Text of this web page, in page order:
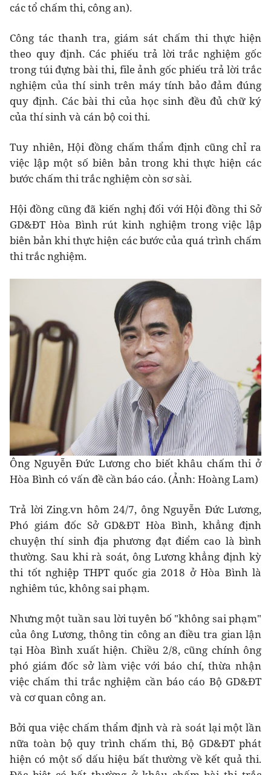
các tổ chấm thi, công an).
Công tác thanh tra, giám sát chấm thi thực hiện
theo quy định. Các phiếu trả lời trắc nghiệm gốc
trong túi đựng bài thi, file ảnh gốc phiếu trả lời trắc
nghiệm của thí sinh trên máy tính bảo đảm đúng
quy định. Các bài thi của học sinh đều đủ chữ ký
của thí sinh và cán bộ coi thi.
Tuy nhiên, Hội đồng chấm thẩm định cũng chỉ ra
việc lập một số biên bản trong khi thực hiện các
bước chấm thi trắc nghiệm còn sơ sài.
Hội đồng cũng đã kiến nghị đối với Hội đồng thi Sở
GD&ĐT Hòa Bình rút kinh nghiệm trong việc lập
biên bản khi thực hiện các bước của quá trình chấm
thi trắc nghiệm.
Ông Nguyễn Đức Lương cho biết khâu chấm thi ở
Hòa Bình có vấn đề cần báo cáo. (Ảnh: Hoàng Lam)
Trả lời Zing.vn hôm 24/7, ông Nguyễn Đức Lương,
Phó giám đốc Sở GD&ĐT Hòa Bình, khẳng định
chuyện thí sinh địa phương đạt điểm cao là bình
thường. Sau khi rà soát, ông Lương khẳng định kỳ
thi tốt nghiệp THPT quốc gia 2018 ở Hòa Bình là
nghiêm túc, không sai phạm.
Nhưng một tuần sau lời tuyên bố "không sai phạm"
của ông Lương, thông tin công an điều tra gian lận
tại Hòa Bình xuất hiện. Chiều 2/8, cũng chính ông
phó giám đốc sở làm việc với báo chí, thừa nhận
việc chấm thi trắc nghiệm cần báo cáo Bộ GD&ĐT
và cơ quan công an.
Bởi qua việc chấm thẩm định và rà soát lại một lần
nữa toàn bộ quy trình chấm thi, Bộ GD&ĐT phát
hiện có một số dấu hiệu bất thường về kết quả thi.